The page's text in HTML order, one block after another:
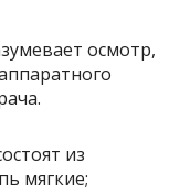
осмотр,
из
мягкие;